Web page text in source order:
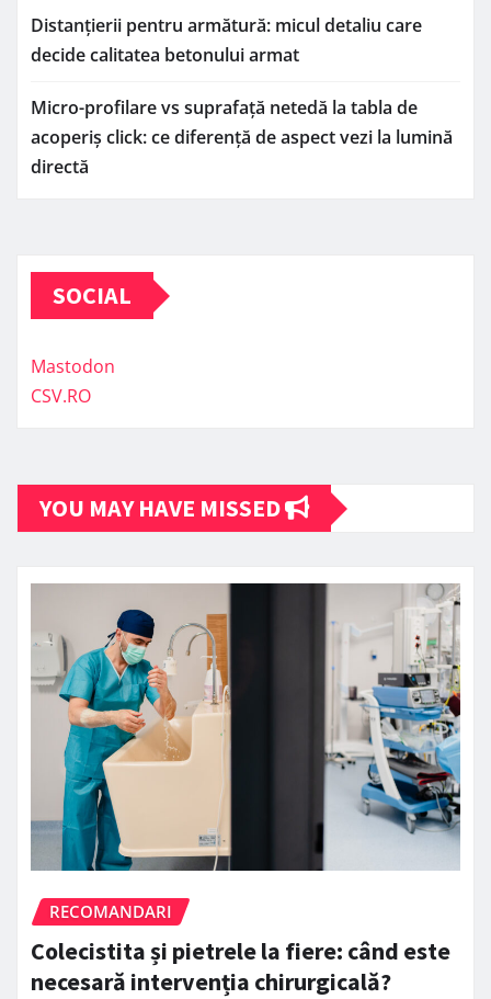
Distanțierii pentru armătură: micul detaliu care
decide calitatea betonului armat
Micro-profilare vs suprafață netedă la tabla de
acoperiș click: ce diferență de aspect vezi la lumină
directă
SOCIAL
Mastodon
CSV.RO
YOU MAY HAVE MISSED
RECOMANDARI
Colecistita și pietrele la fiere: când este
necesară intervenția chirurgicală?